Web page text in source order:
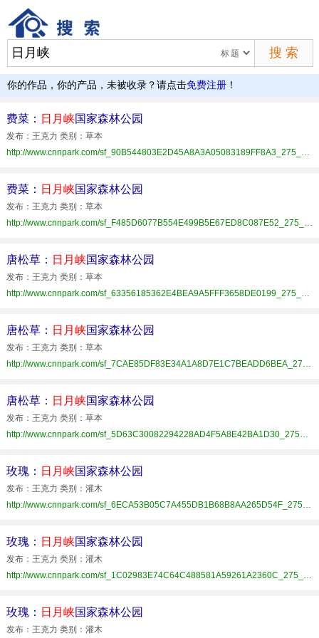
你的作品，你的产品，未被收录？请点击免费注册 ！
费菜： 日月峡国家森林公园
发布：王克力 类别：草本
http://www.cnnpark.com/sf_90B544803E2D45A8A3A05083189FF8A3_275_xhat.html
费菜： 日月峡国家森林公园
发布：王克力 类别：草本
http://www.cnnpark.com/sf_F485D6077B554E499B5E67ED8C087E52_275_xhat.html
唐松草： 日月峡国家森林公园
发布：王克力 类别：草本
http://www.cnnpark.com/sf_63356185362E4BEA9A5FFF3658DE0199_275_xhat.html
唐松草： 日月峡国家森林公园
发布：王克力 类别：草本
http://www.cnnpark.com/sf_7CAE85DF83E34A1A8D7E1C7BEADD6BEA_275_xhat.html
唐松草： 日月峡国家森林公园
发布：王克力 类别：草本
http://www.cnnpark.com/sf_5D63C30082294228AD4F5A8E42BA1D30_275_xhat.html
玫瑰： 日月峡国家森林公园
发布：王克力 类别：灌木
http://www.cnnpark.com/sf_6ECA53B05C7A455DB1B68B8AA265D54F_275_xhat.html
玫瑰： 日月峡国家森林公园
发布：王克力 类别：灌木
http://www.cnnpark.com/sf_1C02983E74C64C488581A59261A2360C_275_xhat.html
玫瑰： 日月峡国家森林公园
发布：王克力 类别：灌木